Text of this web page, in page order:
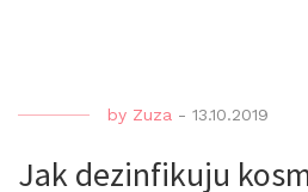
by Zuza - 13.10.2019
Jak dezinfikuju